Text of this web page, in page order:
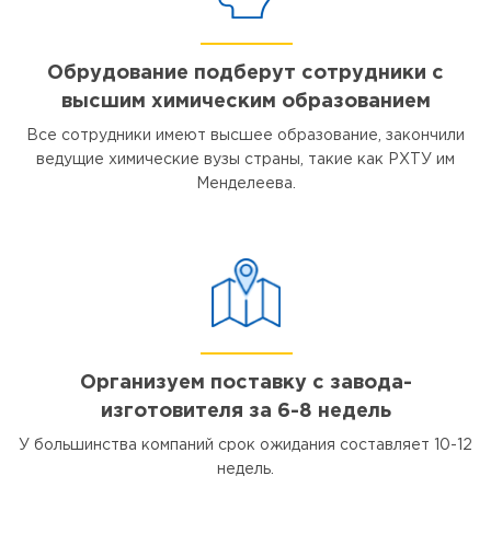
Обрудование подберут сотрудники с
высшим химическим образованием
Все сотрудники имеют высшее образование, закончили
ведущие химические вузы страны, такие как РХТУ им
Менделеева.
Организуем поставку с завода-
изготовителя за 6-8 недель
У большинства компаний срок ожидания составляет 10-12
недель.